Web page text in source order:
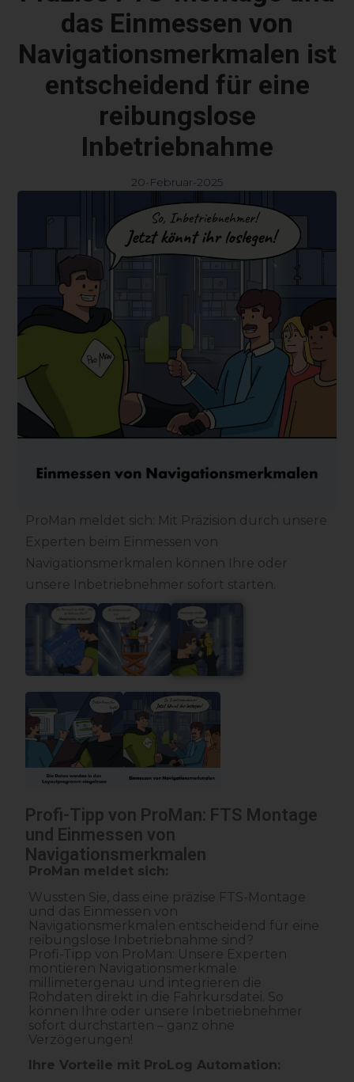
das Einmessen von
Navigationsmerkmalen ist
entscheidend für eine
reibungslose
Inbetriebnahme
20-Februar-2025
ProMan meldet sich: Mit Präzision durch unsere
Experten beim Einmessen von
Navigationsmerkmalen können Ihre oder
unsere Inbetriebnehmer sofort starten.
Profi-Tipp von ProMan: FTS Montage
und Einmessen von
Navigationsmerkmalen
ProMan meldet sich:
Wussten Sie, dass eine präzise FTS-Montage
und das Einmessen von
Navigationsmerkmalen entscheidend für eine
reibungslose Inbetriebnahme sind?
Profi-Tipp von ProMan: Unsere Experten
montieren Navigationsmerkmale
millimetergenau und integrieren die
Rohdaten direkt in die Fahrkursdatei. So
können Ihre oder unsere Inbetriebnehmer
sofort durchstarten – ganz ohne
Verzögerungen!
Ihre Vorteile mit ProLog Automation: